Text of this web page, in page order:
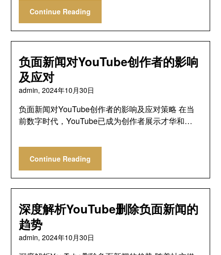
Continue Reading
负面新闻对YouTube创作者的影响
及应对
admin,2024年10月30日
负面新闻对YouTube创作者的影响及应对策略 在当
前数字时代，YouTube已成为创作者展示才华和…
Continue Reading
深度解析YouTube删除负面新闻的
趋势
admin,2024年10月30日